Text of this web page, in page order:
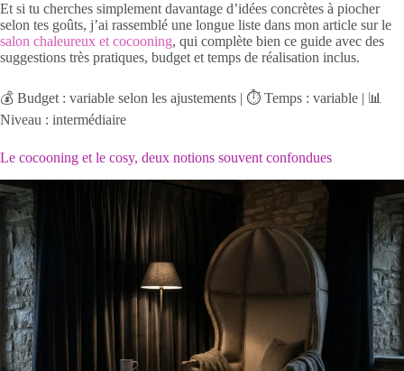
Et si tu cherches simplement davantage d’idées concrètes à piocher
selon tes goûts, j’ai rassemblé une longue liste dans mon article sur le
salon chaleureux et cocooning, qui complète bien ce guide avec des
suggestions très pratiques, budget et temps de réalisation inclus.
💰 Budget : variable selon les ajustements | ⏱️ Temps : variable | 📊
Niveau : intermédiaire
Le cocooning et le cosy, deux notions souvent confondues